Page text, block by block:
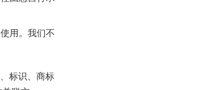
用。我们不
标识、商标